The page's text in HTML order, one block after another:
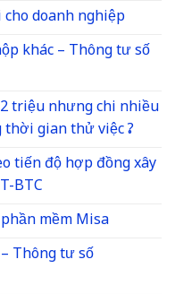
doanh nghiệp
khác – Thông tư số
triệu nhưng chi nhiều
gian thử việc ?
tiến độ hợp đồng xây
BTC
mềm Misa
Thông tư số